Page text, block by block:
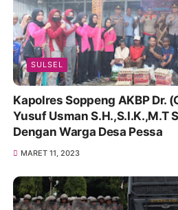
SULSEL
Kapolres Soppeng AKBP Dr.
Yusuf Usman S.H.,S.I.K.,M.T
Dengan Warga Desa Pessa
MARET 11, 2023